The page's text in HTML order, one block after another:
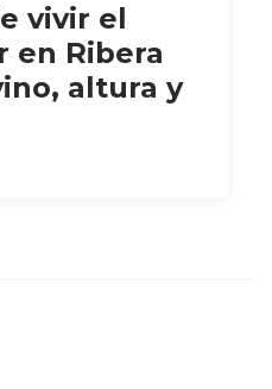
vivir el
en Ribera
altura y